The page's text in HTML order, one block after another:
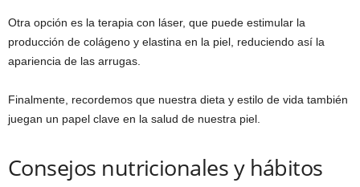
Otra opción es la terapia con láser, que puede estimular la
producción de colágeno y elastina en la piel, reduciendo así la
apariencia de las arrugas.
Finalmente, recordemos que nuestra dieta y estilo de vida también
juegan un papel clave en la salud de nuestra piel.
Consejos nutricionales y hábitos